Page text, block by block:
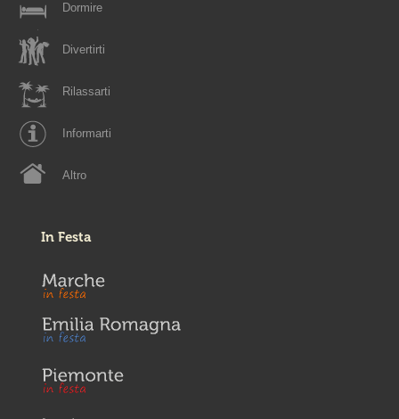
Dormire
Divertirti
Rilassarti
Informarti
Altro
In Festa